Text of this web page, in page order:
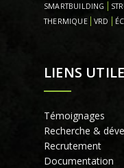
SMARTBUILDING
THERMIQUE
VRD
LIENS
Témoignages
Recherche &
Recrutement
Documentation